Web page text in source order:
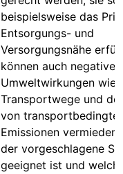
beispielsweise das
Entsorgungs- und
Versorgungsnähe
können auch negative
Umweltwirkungen wie
Transportwege und
von
Emissionen vermieden
der vorgeschlagene
geeignet ist und